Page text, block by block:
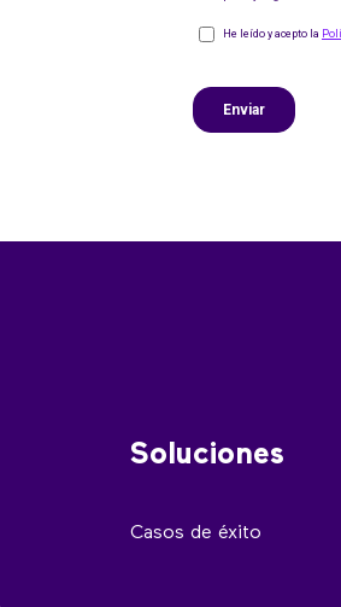
Soluciones
Casos de éxito